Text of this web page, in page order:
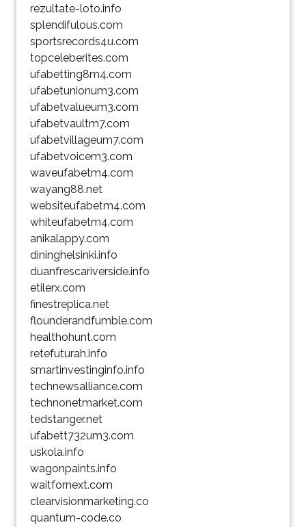
rezultate-loto.info
splendifulous.com
sportsrecords4u.com
topceleberites.com
ufabetting8m4.com
ufabetunionum3.com
ufabetvalueum3.com
ufabetvaultm7.com
ufabetvillageum7.com
ufabetvoicem3.com
waveufabetm4.com
wayang88.net
websiteufabetm4.com
whiteufabetm4.com
anikalappy.com
dininghelsinki.info
duanfrescariverside.info
etilerx.com
finestreplica.net
flounderandfumble.com
healthohunt.com
retefuturah.info
smartinvestinginfo.info
technewsalliance.com
technonetmarket.com
tedstanger.net
ufabett732um3.com
uskola.info
wagonpaints.info
waitfornext.com
clearvisionmarketing.co
quantum-code.co